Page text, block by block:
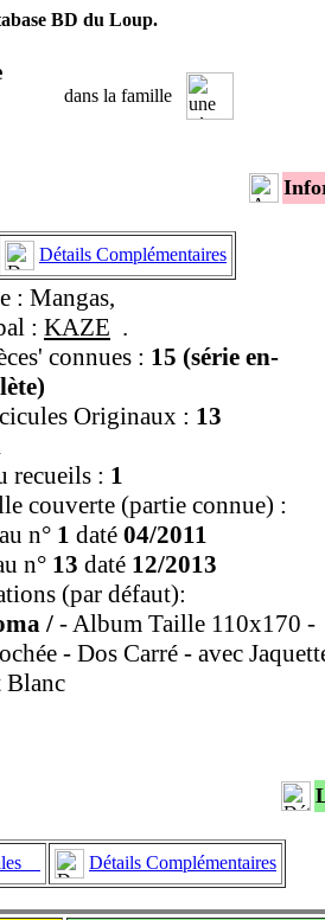
BD du Loup.
dans la famille
Détails Complémentaires
: Mangas,
: KAZE .
connues : 15 (série en-
Originaux : 13
recueils : 1
couverte (partie connue) :
n° 1 daté 04/2011
n° 13 daté 12/2013
(par défaut):
/ - Album Taille 110x170 -
- Dos Carré - avec
Blanc
Détails Complémentaires